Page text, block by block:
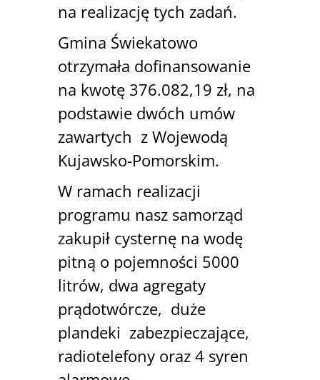
na realizację tych zadań.
Gmina Świekatowo
otrzymała dofinansowanie
na kwotę 376.082,19 zł, na
podstawie dwóch umów
zawartych z Wojewodą
Kujawsko-Pomorskim.
W ramach realizacji
programu nasz samorząd
zakupił cysternę na wodę
pitną o pojemności 5000
litrów, dwa agregaty
prądotwórcze, duże
plandeki zabezpieczające,
radiotelefony oraz 4 syren